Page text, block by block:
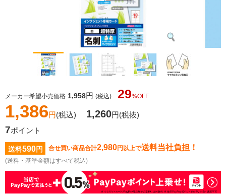
メーカー希望小売価格 1,958円 (税込) 29%OFF
1,386円(税込) 1,260円(税抜)
7ポイント
送料590円 合せ買い商品合計2,980円以上で送料当社負担！
(送料・基準金額はすべて税込)